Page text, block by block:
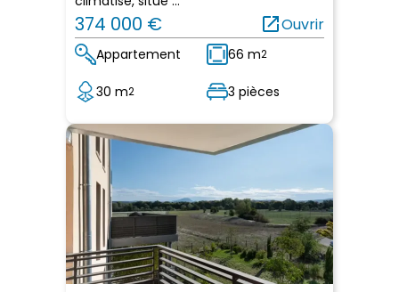
374 000 € open_in_newOuvrir
Appartement 66 m2
30 m2 3 pièces